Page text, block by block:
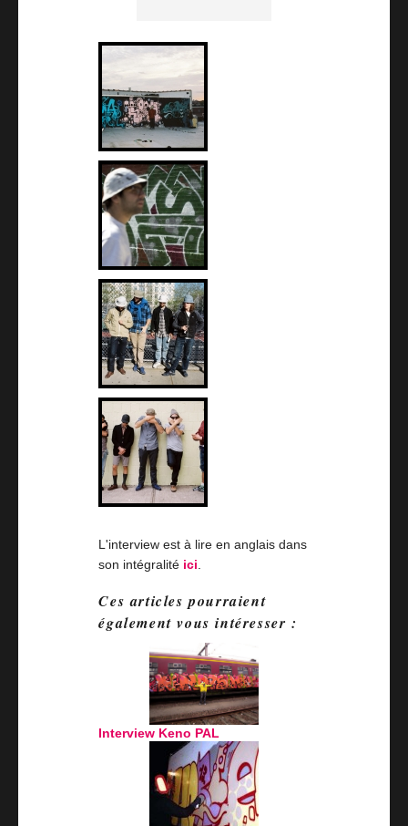
L'interview est à lire en anglais dans
son intégralité ici
Ces articles pourraient
également vous intéresser :
Interview Keno PAL